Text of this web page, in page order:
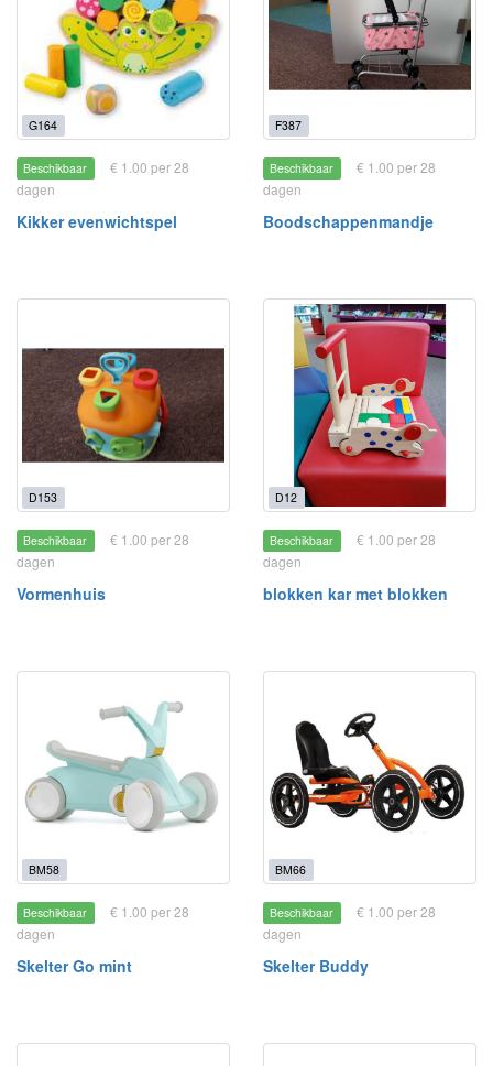
G164
Beschikbaar
€ 1.00 per 28
dagen
Kikker evenwichtspel
F387
Beschikbaar
€ 1.00 per 28
dagen
Boodschappenmandje
D153
Beschikbaar
€ 1.00 per 28
dagen
Vormenhuis
D12
Beschikbaar
€ 1.00 per 28
dagen
blokken kar met blokken
BM58
Beschikbaar
€ 1.00 per 28
dagen
Skelter Go mint
BM66
Beschikbaar
€ 1.00 per 28
dagen
Skelter Buddy